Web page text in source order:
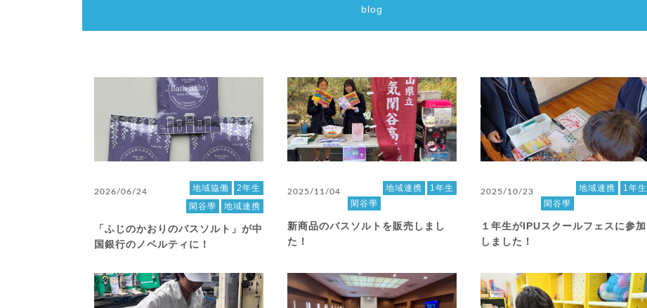
blog
2026/06/24 2年生
地域協働
地域連携
閑谷學
「ふじのかおりのバスソルト」が中
国銀行のノベルティに！
2025/11/04 1年生
地域連携
閑谷學
新商品のバスソルトを販売しまし
た！
2025/10/23 1年生
地域連携
閑谷學
１年生がIPUスクールフェスに参加
しました！